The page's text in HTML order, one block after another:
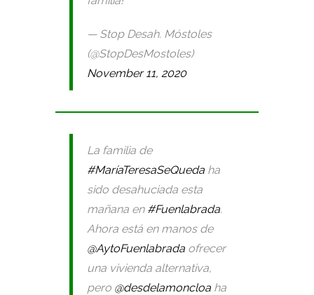
— Stop Desah. Móstoles
(@StopDesMostoles)
November 11, 2020
La familia de
#MaríaTeresaSeQueda ha
sido desahuciada esta
mañana en #Fuenlabrada.
Ahora está en manos de
@AytoFuenlabrada ofrecer
una vivienda alternativa,
pero @desdelamoncloa ha